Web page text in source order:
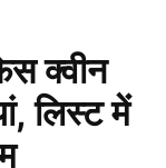
टीमें
क्वीन
लिस्ट में